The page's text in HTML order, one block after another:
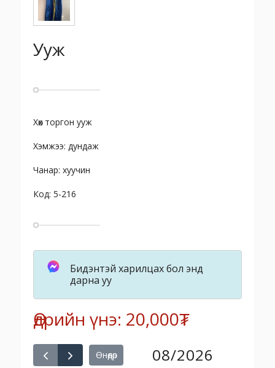
Ууж
Хөх торгон ууж
Хэмжээ: дундаж
Чанар: хуучин
Код: 5-216
Бидэнтэй харилцах бол энд
дарна уу
Өдрийн үнэ: 20,000₮
Өнөөдөр 08/2026